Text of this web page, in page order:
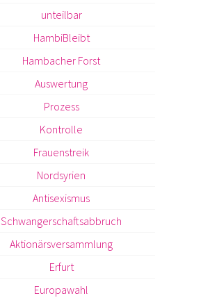
unteilbar
HambiBleibt
Hambacher Forst
Auswertung
Prozess
Kontrolle
Frauenstreik
Nordsyrien
Antisexismus
Schwangerschaftsabbruch
Aktionärsversammlung
Erfurt
Europawahl